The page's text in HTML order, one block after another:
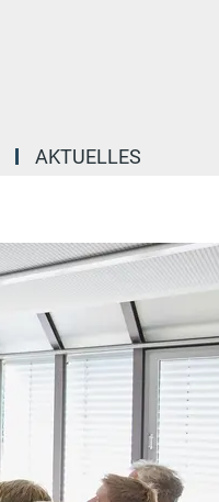
AKTUELLES